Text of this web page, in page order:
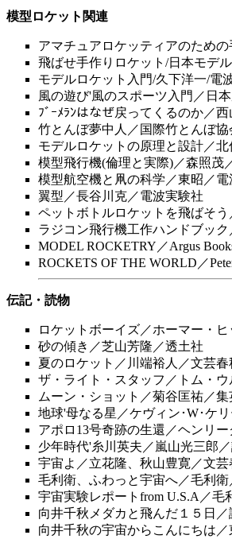
模型ロケット関連
アマチュアロケッティアのため
飛ばせ手作りロケット/日本モデ
モデルロケット入門/久下洋一/電
風の遊び'風のスポーツ入門／日
ﾌﾞｰﾒﾗﾝはなぜ戻ってくるのか／
竹とんぼ夢中人／国際竹とんぼ協
モデルロケットの原理と設計／
模型飛行機(倫理と実際)／森照茂
模型航空機と凧の科学／東昭／電
翼型／長谷川克／電波実験社
ペットボトルロケットを飛ばそ
ラジコン飛行機工作ハンドブッ
MODEL ROCKETRY／Argus
ROCKETS OF THE WORLD／
伝記・読物
ロケットボーイズ／ホーマー・
砂の傾き／芝山芳隆／透土社
夏のロケット／川端裕人／文芸春
ザ・ライト・スタッフ／トム・
ムーン・ショット／菊谷匡祐／集
地球'母なる星／ケヴィン･W･ケ
アポロ13号奇跡の生還／ヘンリ
少年時代'糸川英夫／嵐山光三郎
宇宙よ／立花隆、秋山豊寛／文芸
毛利衛、ふわっと宇宙へ／毛利
宇宙実験レポートfrom U.S.A／
向井千秋メダカと飛んだ１５日
向井千秋の宇宙からこんにちは